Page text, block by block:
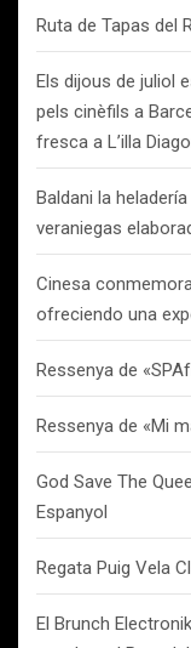
Ruta de Tapas del
Els dijous de juliol
pels cinèfils a
fresca a L’illa
Baldani la
veraniegas
Cinesa
ofreciendo una
Ressenya de
Ressenya de «Mi
God Save The
Espanyol
Regata Puig Vela
El Brunch